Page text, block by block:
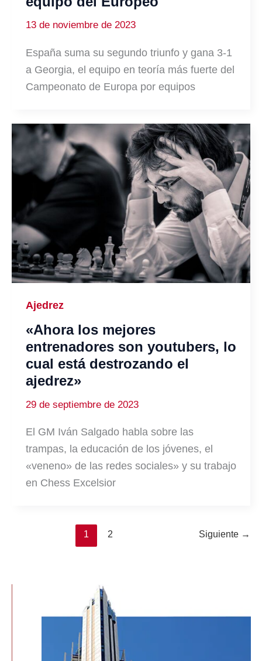
13 de noviembre de 2023
España suma su segundo triunfo y gana 3-1
a Georgia, el equipo en teoría más fuerte del
Campeonato de Europa por equipos
Ajedrez
«Ahora los mejores
entrenadores son youtubers, lo
cual está destrozando el
ajedrez»
29 de septiembre de 2023
El GM Iván Salgado habla sobre las
trampas, la educación de los jóvenes, el
«veneno» de las redes sociales» y su trabajo
en Chess Excelsior
1 2 Siguiente →